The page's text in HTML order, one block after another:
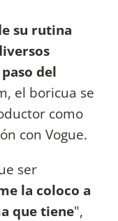
su rutina
del
el boricua se
como
con Vogue.
ser
la coloco a
que tiene",